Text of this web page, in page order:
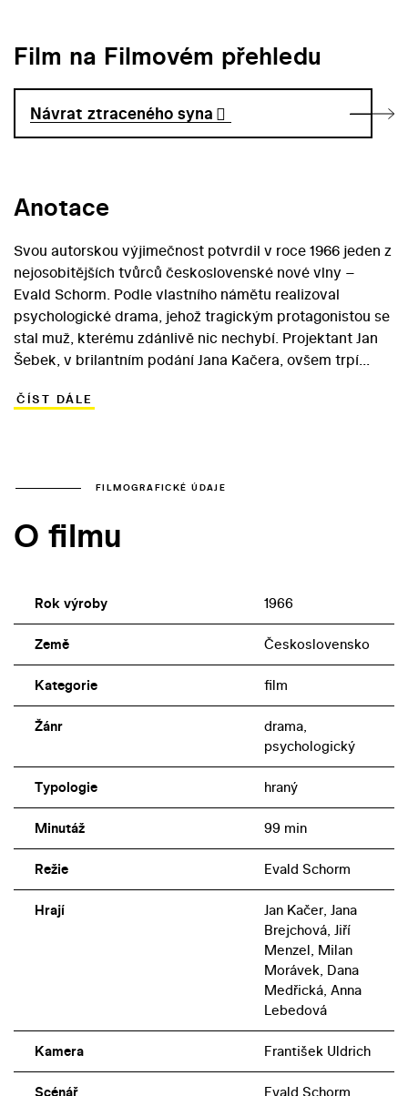
Film na Filmovém přehledu
Návrat ztraceného syna
Anotace
Svou autorskou výjimečnost potvrdil v roce 1966 jeden z
nejosobitějších tvůrců československé nové vlny –
Evald Schorm. Podle vlastního námětu realizoval
psychologické drama, jehož tragickým protagonistou se
stal muž, kterému zdánlivě nic nechybí. Projektant Jan
Šebek, v brilantním podání Jana Kačera, ovšem trpí
k pokusu o sebevraždu. Pobyt v psychiatrické léčebně
šedesátých letech realizovali Michelangelo Antonioni či
charakteru – a celé vyprávění se tak nese v duchu
ČÍST DÁLE
FILMOGRAFICKÉ ÚDAJE
O filmu
Rok výroby 1966
Země Československo
Kategorie film
Žánr
drama,
psychologický
Typologie hraný
Minutáž 99 min
Režie Evald Schorm
Hrají
Jan Kačer, Jana
Brejchová, Jiří
Menzel, Milan
Morávek, Dana
Medřická, Anna
Lebedová
Kamera František Uldrich